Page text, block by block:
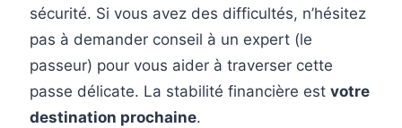
sécurité. Si vous avez des difficultés, n’hésitez
pas à demander conseil à un expert (le
passeur) pour vous aider à traverser cette
passe délicate. La stabilité financière est votre
destination prochaine.